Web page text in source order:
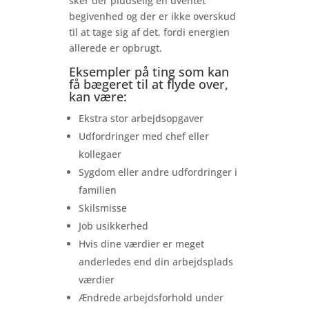
begivenhed og der er ikke overskud
til at tage sig af det, fordi energien
allerede er opbrugt.
Eksempler på ting som kan
få bægeret til at flyde over,
kan være:
Ekstra stor arbejdsopgaver
Udfordringer med chef eller
kollegaer
Sygdom eller andre udfordringer i
familien
Skilsmisse
Job usikkerhed
Hvis dine værdier er meget
anderledes end din arbejdsplads
værdier
Ændrede arbejdsforhold under